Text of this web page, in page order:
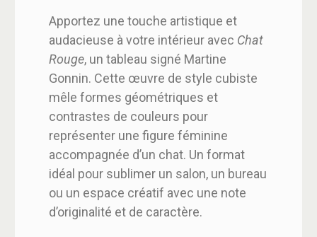
Apportez une touche artistique et
audacieuse à votre intérieur avec Chat
Rouge, un tableau signé Martine
Gonnin. Cette œuvre de style cubiste
mêle formes géométriques et
contrastes de couleurs pour
représenter une figure féminine
accompagnée d’un chat. Un format
idéal pour sublimer un salon, un bureau
ou un espace créatif avec une note
d’originalité et de caractère.